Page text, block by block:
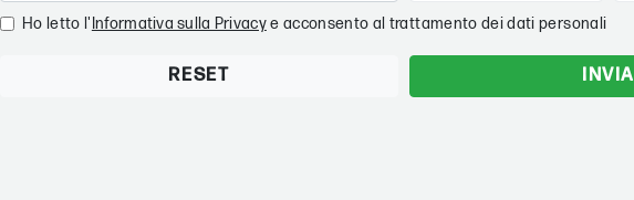
Ho letto l' Informativa sulla Privacye acconsento al trattamento dei dati personali
RESET INVIA